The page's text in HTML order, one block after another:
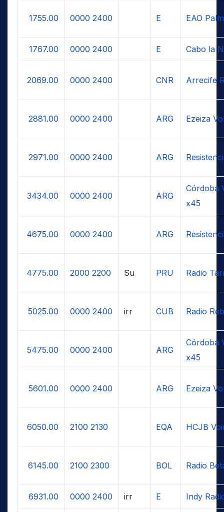
1755.00 0000 2400 E EAO
1767.00 0000 2400 E Cabo la
2069.00 0000 2400 CNR Arrecife
2881.00 0000 2400 ARG Ezeiza
2971.00 0000 2400 ARG
3434.00 0000 2400 ARG
Córdoba
x45
4675.00 0000 2400 ARG
4775.00 2000 2200 Su PRU Radio
5025.00 0000 2400 irr CUB Radio
5475.00 0000 2400 ARG
Córdoba
x45
5601.00 0000 2400 ARG Ezeiza
6050.00 2100 2130 EQA HCJB
6145.00 2100 2300 BOL Radio
6931.00 0000 2400 irr E Indy